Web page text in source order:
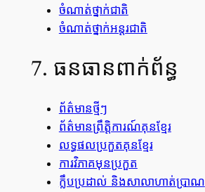
ចំណាត់ថ្នាក់ជាតិ
ចំណាត់ថ្នាក់អន្តរជាតិ
7. ធនធានពាក់ព័ន្ធ
ព័ត៌មានថ្មីៗ
ព័ត៌មានព្រឹត្តិការណ៍គុនខ្មែរ
លទ្ធផលប្រកួតគុនខ្មែរ
ការវិភាគមុនប្រកួត
ក្លឹបប្រដាល់ និងសាលាហាត់ប្រាណ